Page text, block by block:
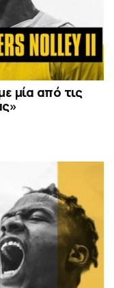
μία από τις